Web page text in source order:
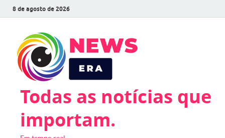
8 de agosto de 2026
Todas as notícias que
importam.